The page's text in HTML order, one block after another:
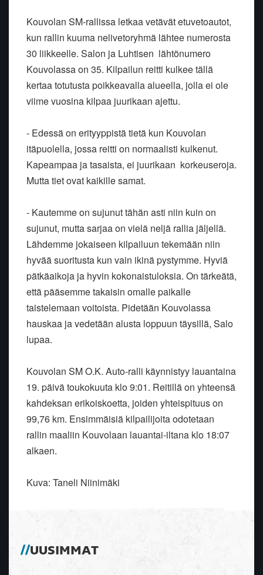
Kouvolan SM-rallissa letkaa vetävät etuvetoautot,
kun rallin kuuma nelivetoryhmä lähtee numerosta
30 liikkeelle. Salon ja Luhtisen lähtönumero
Kouvolassa on 35. Kilpailun reitti kulkee tällä
kertaa totutusta poikkeavalla alueella, jolla ei ole
viime vuosina kilpaa juurikaan ajettu.
- Edessä on erityyppistä tietä kun Kouvolan
itäpuolella, jossa reitti on normaalisti kulkenut.
Kapeampaa ja tasaista, ei juurikaan korkeuseroja.
Mutta tiet ovat kaikille samat.
- Kautemme on sujunut tähän asti niin kuin on
sujunut, mutta sarjaa on vielä neljä rallia jäljellä.
Lähdemme jokaiseen kilpailuun tekemään niin
hyvää suoritusta kun vain ikinä pystymme. Hyviä
pätkäaikoja ja hyvin kokonaistuloksia. On tärkeätä,
että pääsemme takaisin omalle paikalle
taistelemaan voitoista. Pidetään Kouvolassa
hauskaa ja vedetään alusta loppuun täysillä, Salo
lupaa.
Kouvolan SM O.K. Auto-ralli käynnistyy lauantaina
19. päivä toukokuuta klo 9:01. Reitillä on yhteensä
kahdeksan erikoiskoetta, joiden yhteispituus on
99,76 km. Ensimmäisiä kilpailijoita odotetaan
rallin maaliin Kouvolaan lauantai-iltana klo 18:07
alkaen.
Kuva: Taneli Niinimäki
UUSIMMAT